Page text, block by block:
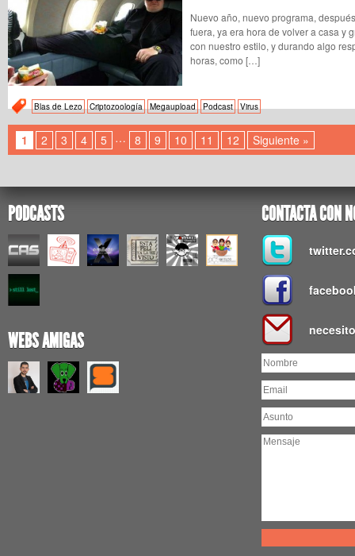
Nuevo año, nuevo programa,
fuera, ya era hora de volver a casa y
con nuestro estilo, y durando algo
horas, como […]
Blas de Lezo Criptozoología Megaupload Podcast Virus
1 2 3 4 5 … 8 9 10 11 12 Siguiente »
PODCASTS
WEBS AMIGAS
CONTACTA CON